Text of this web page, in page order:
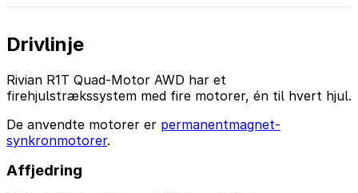
Drivlinje
Rivian R1T Quad-Motor AWD har et
firehjulstrækssystem med fire motorer, én til hvert hjul.
De anvendte motorer er permanentmagnet-
synkronmotorer.
Affjedring